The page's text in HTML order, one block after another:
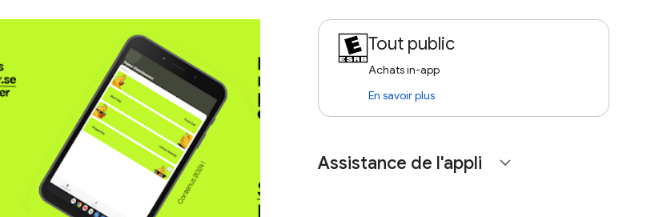
Tout public
Achats in-app
En savoir plus
Assistance de l'appli expand_more